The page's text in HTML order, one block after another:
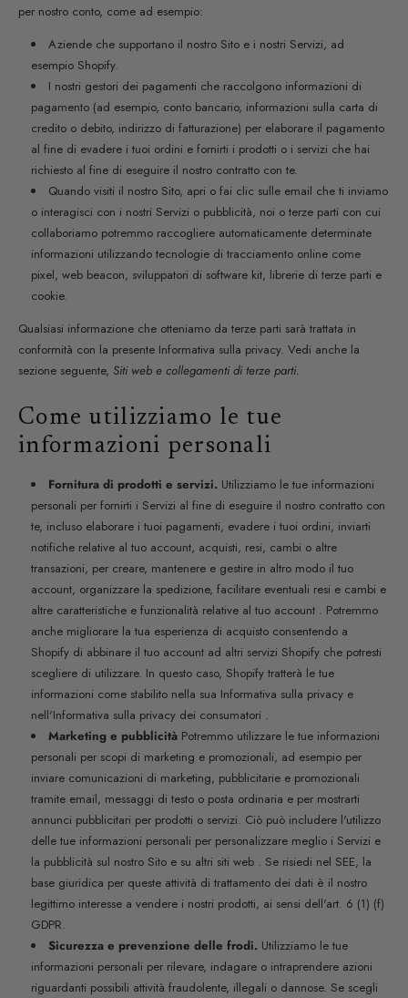
per nostro conto, come ad esempio:
Aziende che supportano il nostro Sito e i nostri Servizi, ad
esempio Shopify.
I nostri gestori dei pagamenti che raccolgono informazioni di
pagamento (ad esempio, conto bancario, informazioni sulla carta di
credito o debito, indirizzo di fatturazione) per elaborare il pagamento
al fine di evadere i tuoi ordini e fornirti i prodotti o i servizi che hai
richiesto al fine di eseguire il nostro contratto con te.
Quando visiti il nostro Sito, apri o fai clic sulle email che ti inviamo
o interagisci con i nostri Servizi o pubblicità, noi o terze parti con cui
collaboriamo potremmo raccogliere automaticamente determinate
informazioni utilizzando tecnologie di tracciamento online come
pixel, web beacon, sviluppatori di software kit, librerie di terze parti e
cookie.
Qualsiasi informazione che otteniamo da terze parti sarà trattata in
conformità con la presente Informativa sulla privacy. Vedi anche la
sezione seguente, Siti web e collegamenti di terze parti.
Come utilizziamo le tue
informazioni personali
Fornitura di prodotti e servizi. Utilizziamo le tue informazioni
personali per fornirti i Servizi al fine di eseguire il nostro contratto con
te, incluso elaborare i tuoi pagamenti, evadere i tuoi ordini, inviarti
notifiche relative al tuo account, acquisti, resi, cambi o altre
transazioni, per creare, mantenere e gestire in altro modo il tuo
account, organizzare la spedizione, facilitare eventuali resi e cambi e
altre caratteristiche e funzionalità relative al tuo account . Potremmo
anche migliorare la tua esperienza di acquisto consentendo a
Shopify di abbinare il tuo account ad altri servizi Shopify che potresti
scegliere di utilizzare. In questo caso, Shopify tratterà le tue
informazioni come stabilito nella sua Informativa sulla privacy e
nell'Informativa sulla privacy dei consumatori .
Marketing e pubblicità Potremmo utilizzare le tue informazioni
personali per scopi di marketing e promozionali, ad esempio per
inviare comunicazioni di marketing, pubblicitarie e promozionali
tramite email, messaggi di testo o posta ordinaria e per mostrarti
annunci pubblicitari per prodotti o servizi. Ciò può includere l'utilizzo
delle tue informazioni personali per personalizzare meglio i Servizi e
la pubblicità sul nostro Sito e su altri siti web . Se risiedi nel SEE, la
base giuridica per queste attività di trattamento dei dati è il nostro
legittimo interesse a vendere i nostri prodotti, ai sensi dell'art. 6 (1) (f)
GDPR.
Sicurezza e prevenzione delle frodi. Utilizziamo le tue
informazioni personali per rilevare, indagare o intraprendere azioni
riguardanti possibili attività fraudolente, illegali o dannose. Se scegli